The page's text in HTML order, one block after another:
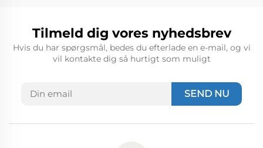
Tilmeld dig vores nyhedsbrev
Hvis du har spørgsmål, bedes du efterlade en e-mail, og vi
vil kontakte dig så hurtigt som muligt
SEND NU